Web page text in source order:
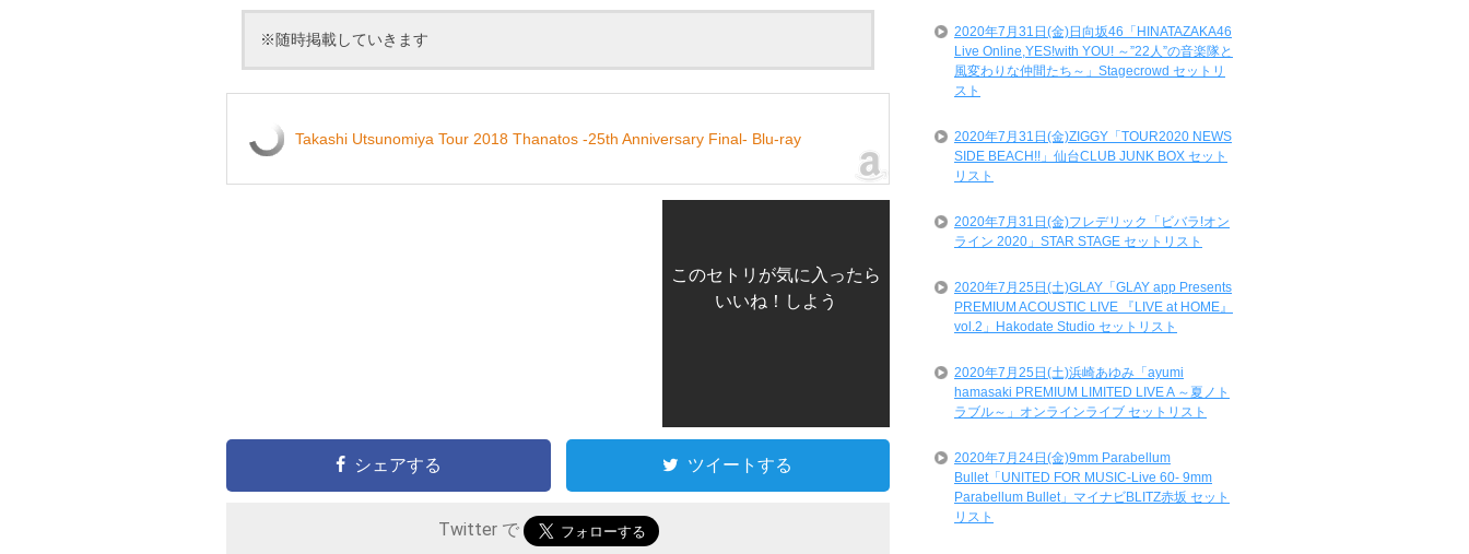
※随時掲載していきます
Takashi Utsunomiya Tour 2018 Thanatos -25th Anniversary Final- Blu-ray
このセトリが気に入ったら
いいね！しよう
シェアする ツイートする
Twitter で
2020年7月31日(金)日向坂46「HINATAZAKA46
Live Online,YES!with YOU! ～”22人”の音楽隊と
風変わりな仲間たち～」Stagecrowd セットリ
スト
2020年7月31日(金)ZIGGY「TOUR2020 NEWS
SIDE BEACH!!」仙台CLUB JUNK BOX セット
リスト
2020年7月31日(金)フレデリック「ビバラ!オン
ライン 2020」STAR STAGE セットリスト
2020年7月25日(土)GLAY「GLAY app Presents
PREMIUM ACOUSTIC LIVE 『LIVE at HOME』
vol.2」Hakodate Studio セットリスト
2020年7月25日(土)浜崎あゆみ「ayumi
hamasaki PREMIUM LIMITED LIVE A ～夏ノト
ラブル～」オンラインライブ セットリスト
2020年7月24日(金)9mm Parabellum
Bullet「UNITED FOR MUSIC-Live 60- 9mm
Parabellum Bullet」マイナビBLITZ赤坂 セット
リスト